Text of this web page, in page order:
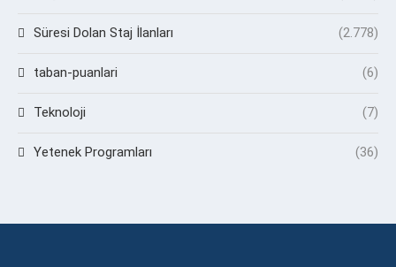
Süresi Dolan Staj İlanları (2.778)
taban-puanlari (6)
Teknoloji (7)
Yetenek Programları (36)